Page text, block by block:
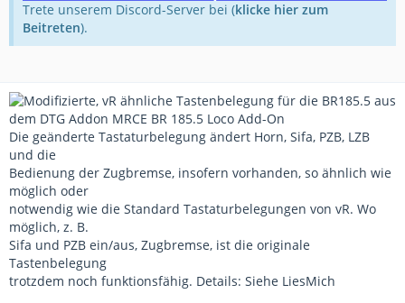
Trete unserem Discord-Server bei (klicke hier zum
Beitreten).
Die geänderte Tastaturbelegung ändert Horn, Sifa, PZB, LZB
und die
Bedienung der Zugbremse, insofern vorhanden, so ähnlich wie
möglich oder
notwendig wie die Standard Tastaturbelegungen von vR. Wo
möglich, z. B.
Sifa und PZB ein/aus, Zugbremse, ist die originale
Tastenbelegung
trotzdem noch funktionsfähig. Details: Siehe LiesMich